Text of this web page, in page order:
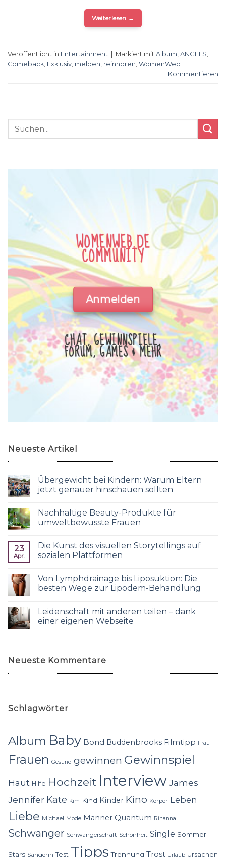
Weiterlesen →
Veröffentlicht in Entertainment Markiert mit Album, ANGELS,
Comeback, Exklusiv, melden, reinhören, WomenWeb
Kommentieren
WOMENWEB.DE
COMMUNITY
Anmelden
CHAT, GEWINNSPIELE,
FORUM, GAMES & MEHR
Neueste Artikel
Übergewicht bei Kindern: Warum Eltern
jetzt genauer hinschauen sollten
Nachhaltige Beauty-Produkte für
umweltbewusste Frauen
23
Apr.
Die Kunst des visuellen Storytellings auf
sozialen Plattformen
Von Lymphdrainage bis Liposuktion: Die
besten Wege zur Lipödem-Behandlung
Leidenschaft mit anderen teilen – dank
einer eigenen Webseite
Neueste Kommentare
Schlagwörter
Album Baby Bond Buddenbrooks Filmtipp Frau
Frauen Gesund gewinnen Gewinnspiel
Haut Hilfe Hochzeit InterviewJames
Jennifer Kate Kim Kind Kinder Kino Körper Leben
Liebe Michael Mode Männer Quantum Rihanna
Schwanger Schwangerschaft Schönheit Single Sommer
Stars Sängerin Test Tipps Trennung Trost Urlaub Ursachen